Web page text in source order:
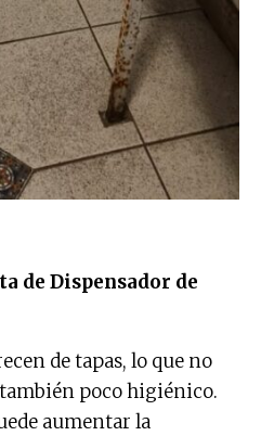
de Dispensador de
de tapas, lo que no
poco higiénico.
aumentar la